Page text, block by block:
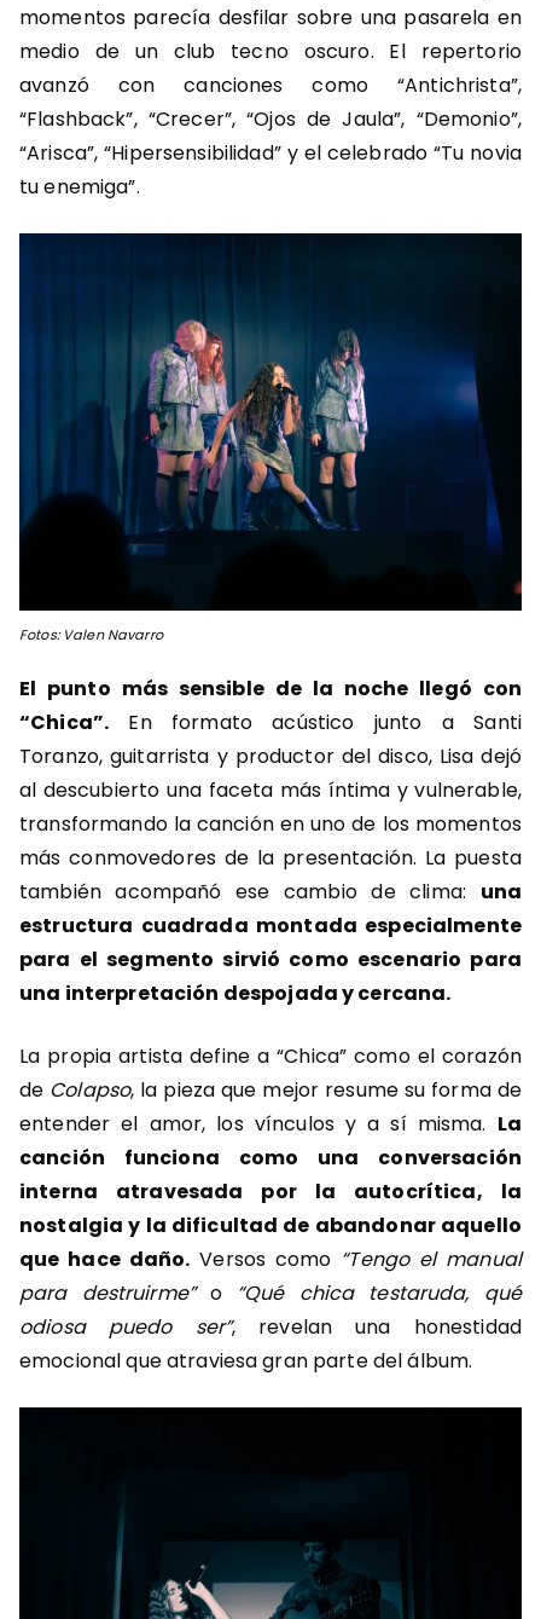
momentos parecía desfilar sobre una pasarela en
medio de un club tecno oscuro. El repertorio
avanzó con canciones como “Antichrista”,
“Flashback”, “Crecer”, “Ojos de Jaula”, “Demonio”,
“Arisca”, “Hipersensibilidad” y el celebrado “Tu novia
tu enemiga”.
Fotos: Valen Navarro
El punto más sensible de la noche llegó con
“Chica”. En formato acústico junto a Santi
Toranzo, guitarrista y productor del disco, Lisa dejó
al descubierto una faceta más íntima y vulnerable,
transformando la canción en uno de los momentos
más conmovedores de la presentación. La puesta
también acompañó ese cambio de clima: una
estructura cuadrada montada especialmente
para el segmento sirvió como escenario para
una interpretación despojada y cercana.
La propia artista define a “Chica” como el corazón
de Colapso, la pieza que mejor resume su forma de
entender el amor, los vínculos y a sí misma. La
canción funciona como una conversación
interna atravesada por la autocrítica, la
nostalgia y la dificultad de abandonar aquello
que hace daño. Versos como “Tengo el manual
para destruirme”o “Qué chica testaruda, qué
odiosa puedo ser”, revelan una honestidad
emocional que atraviesa gran parte del álbum.